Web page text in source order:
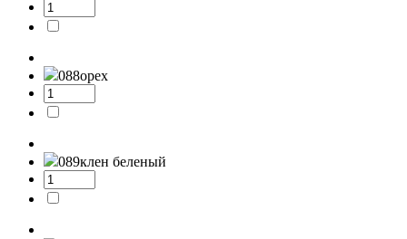
088орех
089клен беленый